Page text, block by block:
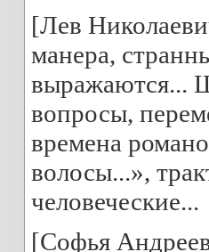
[Лев
манера,
выражаются...
вопросы,
времена
волосы...»,
человеческие...
[Софья